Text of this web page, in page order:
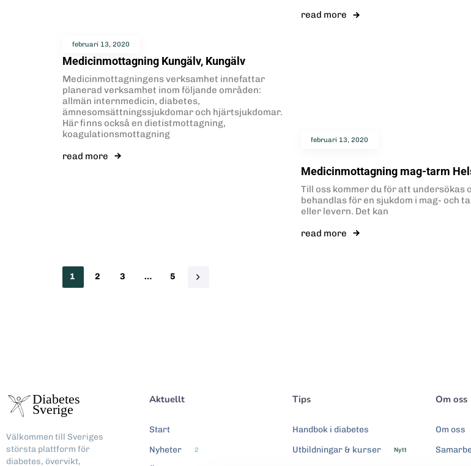
read more
februari 13, 2020
Medicinmottagning Kungälv, Kungälv
Medicinmottagningens verksamhet innefattar
planerad verksamhet inom följande områden:
allmän internmedicin, diabetes,
ämnesomsättningssjukdomar och hjärtsjukdomar.
Här finns också en dietistmottagning,
koagulationsmottagning
read more
februari 13, 2020
Medicinmottagning mag-tarm
Till oss kommer du för att undersökas
behandlas för en sjukdom i mag- och
eller levern. Det kan
read more
1 2 3 … 5
Välkommen till Sveriges
största plattform för
diabetes, övervikt,
Aktuellt
Start
Nyheter
2
Tips
Handbok i diabetes
Utbildningar & kurser
Nytt
Om oss
Om oss